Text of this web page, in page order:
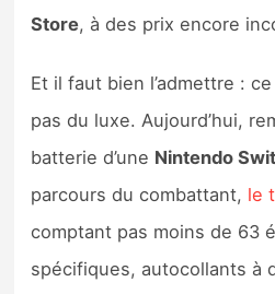
Store, à des prix encore
Et il faut bien l’admettre :
pas du luxe. Aujourd’hui,
batterie d’une Nintendo
parcours du combattant, le
comptant pas moins de 63
spécifiques, autocollants à